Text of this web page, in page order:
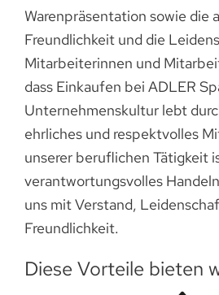
Warenpräsentation sowie die
Freundlichkeit und die
Mitarbeiterinnen und
dass Einkaufen bei ADLER
Unternehmenskultur lebt
ehrliches und respektvolles
unserer beruflichen Tätigkeit
verantwortungsvolles
uns mit Verstand,
Freundlichkeit.
Diese Vorteile bieten